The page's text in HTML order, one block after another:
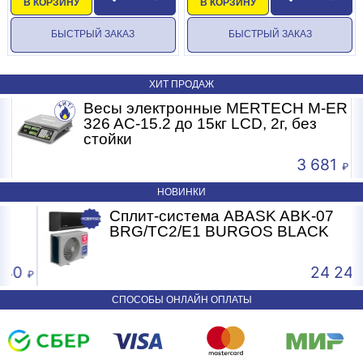
БЫСТРЫЙ ЗАКАЗ БЫСТРЫЙ ЗАКАЗ
ХИТ ПРОДАЖ
Весы электронные MERTECH M-ER
326 AC-15.2 до 15кг LCD, 2г, без
стойки
3 681
НОВИНКИ
Сплит-система ABASK ABK-07
BRG/TC2/E1 BURGOS BLACK
24 240
СПОСОБЫ ОНЛАЙН ОПЛАТЫ